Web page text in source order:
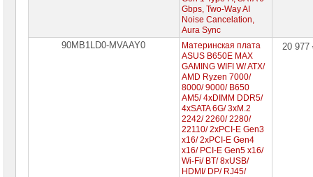
Gbps, Two-Way AI
Noise Cancelation,
Aura Sync
90MB1LD0-MVAAY0
Материнская плата
ASUS B650E MAX
GAMING WIFI W/ ATX/
AMD Ryzen 7000/
8000/ 9000/ B650
AM5/ 4xDIMM DDR5/
4xSATA 6G/ 3xM.2
2242/ 2260/ 2280/
22110/ 2xPCI-E Gen3
x16/ 2xPCI-E Gen4
x16/ PCI-E Gen5 x16/
Wi-Fi/ BT/ 8xUSB/
HDMI/ DP/ RJ45/
20